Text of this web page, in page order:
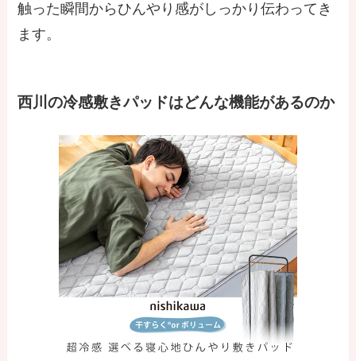
触った瞬間からひんやり感がしっかり伝わってき
ます。
西川の冷感敷きパッドはどんな機能があるのか